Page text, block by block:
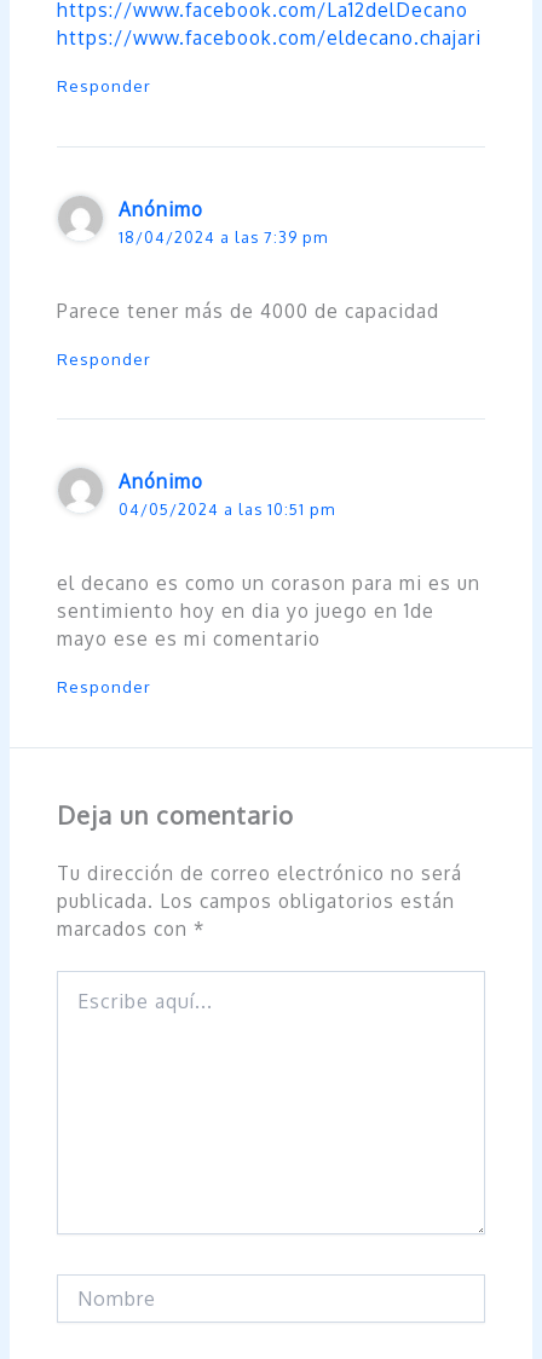
https://www.facebook.com/La12delDecano
https://www.facebook.com/eldecano.chajari
Responder
Anónimo
18/04/2024 a las 7:39 pm
Parece tener más de 4000 de capacidad
Responder
Anónimo
04/05/2024 a las 10:51 pm
el decano es como un corason para mi es un
sentimiento hoy en dia yo juego en 1de
mayo ese es mi comentario
Responder
Deja un comentario
Tu dirección de correo electrónico no será
publicada. Los campos obligatorios están
marcados con *
aquí...